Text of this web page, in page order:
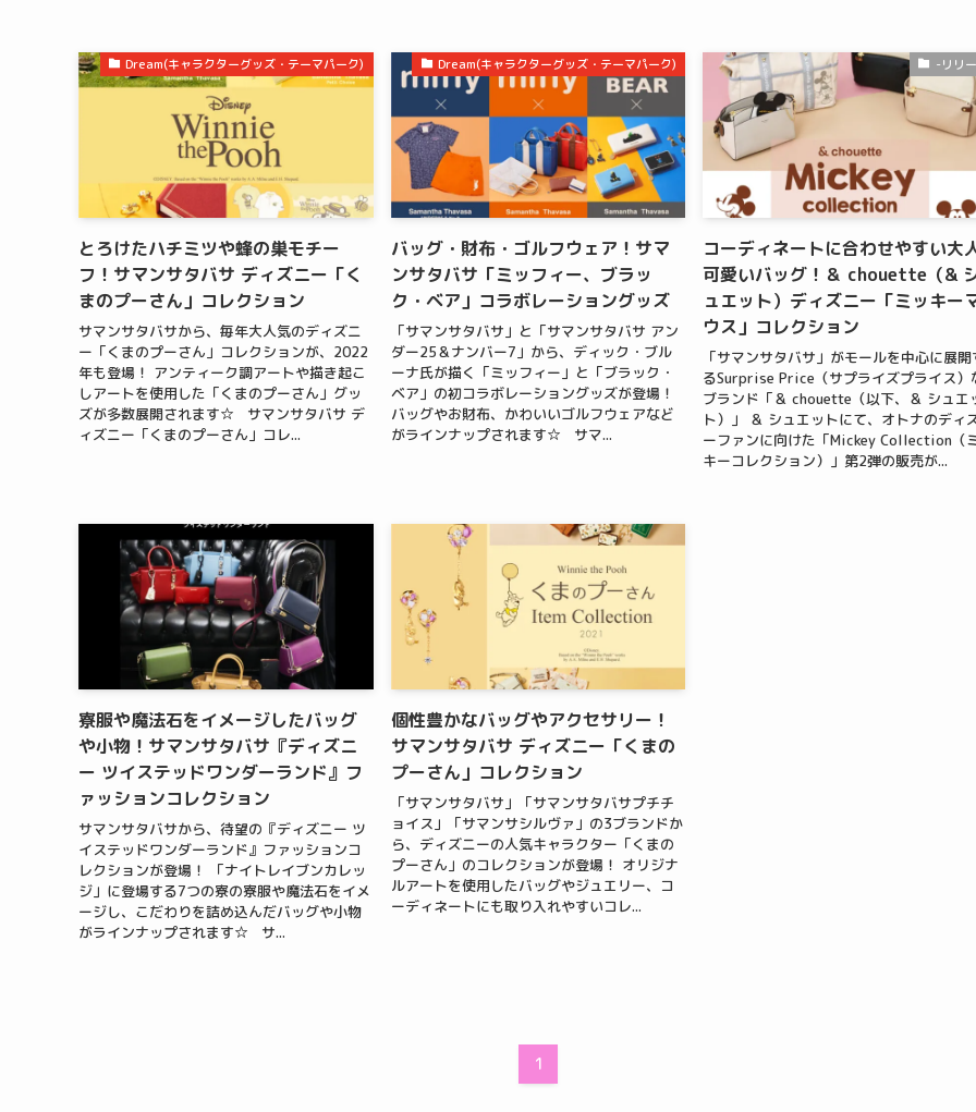
Dream(キャラクターグッズ・テーマパーク)
とろけたハチミツや蜂の巣モチー
フ！サマンサタバサ ディズニー「く
まのプーさん」コレクション
サマンサタバサから、毎年大人気のディズニ
ー「くまのプーさん」コレクションが、2022
年も登場！ アンティーク調アートや描き起こ
しアートを使用した「くまのプーさん」グッ
ズが多数展開されます☆ サマンサタバサ デ
ィズニー「くまのプーさん」コレ...
Dream(キャラクターグッズ・テーマパーク)
バッグ・財布・ゴルフウェア！サマ
ンサタバサ「ミッフィー、ブラッ
ク・ベア」コラボレーショングッズ
「サマンサタバサ」と「サマンサタバサ アン
ダー25＆ナンバー7」から、ディック・ブル
ーナ氏が描く「ミッフィー」と「ブラック・
ベア」の初コラボレーショングッズが登場！
バッグやお財布、かわいいゴルフウェアなど
がラインナップされます☆ サマ...
-リリ
コーディネートに合わせやすい大
可愛いバッグ！＆ chouette（&
ュエット）ディズニー「ミッキー
ウス」コレクション
「サマンサタバサ」がモールを中心に展開
るSurprise Price（サプライズプライス）
ブランド「＆ chouette（以下、＆ シュエ
ト）」 ＆ シュエットにて、オトナのディ
ーファンに向けた「Mickey Collection（
キーコレクション）」第2弾の販売が...
寮服や魔法石をイメージしたバッグ
や小物！サマンサタバサ『ディズニ
ー ツイステッドワンダーランド』フ
ァッションコレクション
サマンサタバサから、待望の『ディズニー ツ
イステッドワンダーランド』ファッションコ
レクションが登場！ 「ナイトレイブンカレッ
ジ」に登場する7つの寮の寮服や魔法石をイメ
ージし、こだわりを詰め込んだバッグや小物
がラインナップされます☆ サ...
個性豊かなバッグやアクセサリー！
サマンサタバサ ディズニー「くまの
プーさん」コレクション
「サマンサタバサ」「サマンサタバサプチチ
ョイス」「サマンサシルヴァ」の3ブランドか
ら、ディズニーの人気キャラクター「くまの
プーさん」のコレクションが登場！ オリジナ
ルアートを使用したバッグやジュエリー、コ
ーディネートにも取り入れやすいコレ...
1